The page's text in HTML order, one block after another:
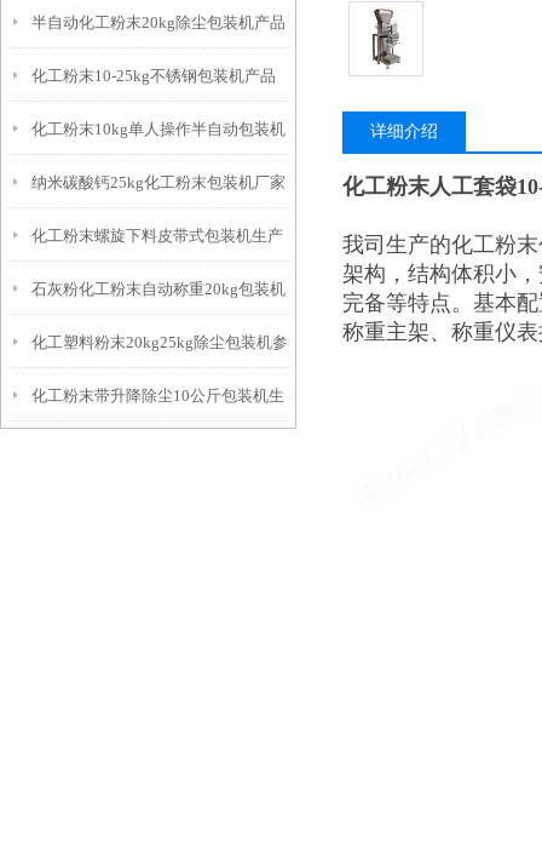
厂生产
半自动化工粉末20kg除尘包装机产品
简介
化工粉末10-25kg不锈钢包装机产品
简介
化工粉末10kg单人操作半自动包装机
简介
纳米碳酸钙25kg化工粉末包装机厂家
化工粉末螺旋下料皮带式包装机生产
厂家
石灰粉化工粉末自动称重20kg包装机
厂家
化工塑料粉末20kg25kg除尘包装机参
数
化工粉末带升降除尘10公斤包装机生
详细介绍
化工粉末人工套袋
我司生产的化工粉
架构，结构体积小
完备等特点。基本
称重主架、称重仪